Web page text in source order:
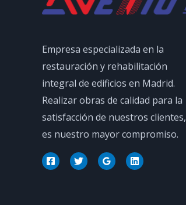
Empresa especializada en la
restauración y rehabilitación
integral de edificios en Madrid.
Realizar obras de calidad para la
satisfacción de nuestros clientes,
es nuestro mayor compromiso.